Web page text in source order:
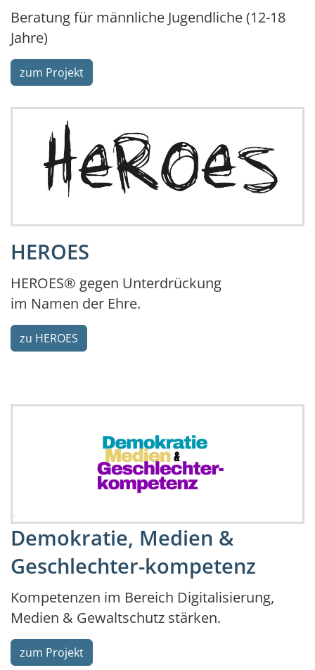
Beratung für männliche Jugendliche (12-18
Jahre)
zum Projekt
HEROES
HEROES® gegen Unterdrückung
im Namen der Ehre.
zu HEROES
.
Demokratie, Medien &
Geschlechter-kompetenz
Kompetenzen im Bereich Digitalisierung,
Medien & Gewaltschutz stärken.
zum Projekt